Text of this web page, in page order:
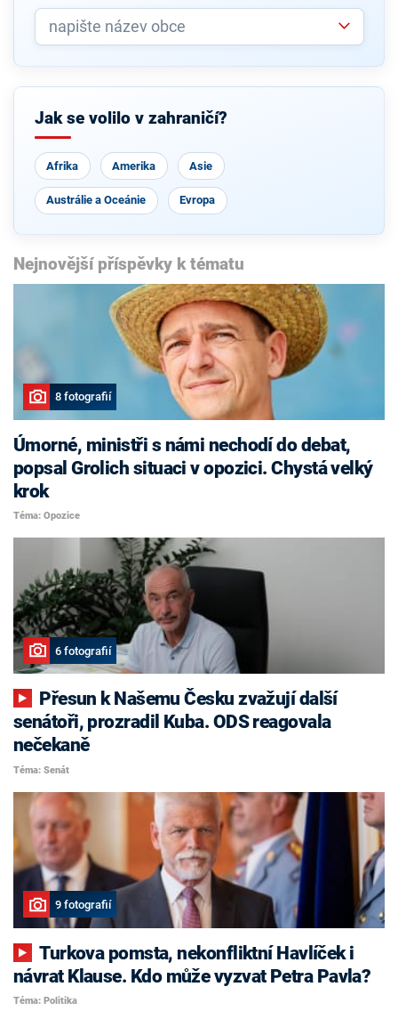
Jak se volilo v zahraničí?
Afrika Amerika Asie
Austrálie a Oceánie Evropa
Nejnovější příspěvky k tématu
8 fotografií
Úmorné, ministři s námi nechodí do debat,
popsal Grolich situaci v opozici. Chystá velký
krok
Téma: Opozice
6 fotografií
senátoři, prozradil Kuba. ODS reagovala
nečekaně
Téma: Senát
9 fotografií
Turkova pomsta, nekonfliktní Havlíček i
návrat Klause. Kdo může vyzvat Petra Pavla?
Téma: Politika